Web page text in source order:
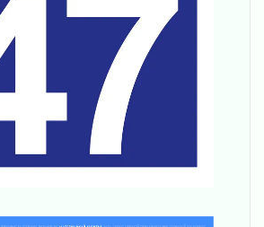
в честь дня рождения
области
для детей и взрослых
День Воздушно-